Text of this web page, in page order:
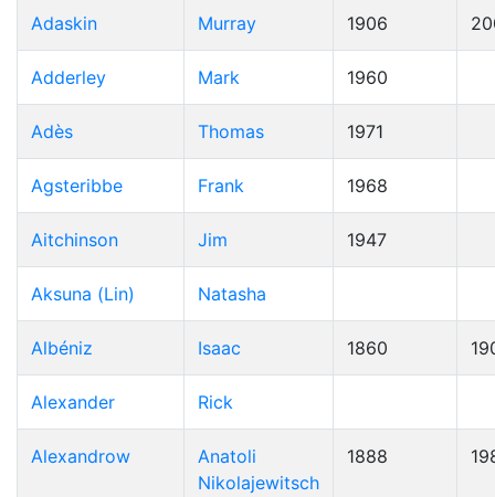
Adaskin Murray 1906
Adderley Mark 1960
Adès Thomas 1971
Agsteribbe Frank 1968
Aitchinson Jim 1947
Aksuna (Lin) Natasha
Albéniz Isaac 1860
Alexander Rick
Alexandrow
Anatoli
Nikolajewitsch
1888